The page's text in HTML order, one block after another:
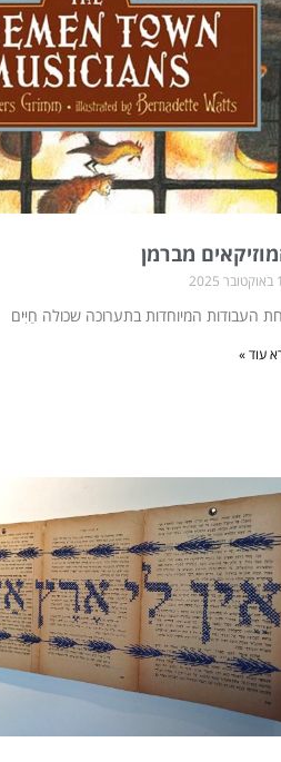
מברמן
העבודות המיוחדות בתערוכה שכולה חַיִּים
עוד »
ו
ד
ו
ד
ו
ד
ו
ד
ו
ד
ו
ד
ו
ד
ו
ד
ו
ד